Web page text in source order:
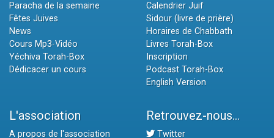
Paracha de la semaine
Fêtes Juives
News
Cours Mp3-Vidéo
Yéchiva Torah-Box
Dédicacer un cours
Calendrier Juif
Sidour (livre de prière)
Horaires de Chabbath
Livres Torah-Box
Inscription
Podcast Torah-Box
English Version
L'association
A propos de l'association
Retrouvez-nous...
Twitter